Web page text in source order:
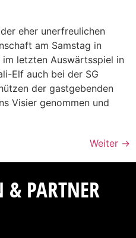
eher unerfreulichen
am Samstag in
im letzten Auswärtsspiel in
Elf auch bei der SG
der gastgebenden
Visier genommen und
Weiter →
& PARTNER